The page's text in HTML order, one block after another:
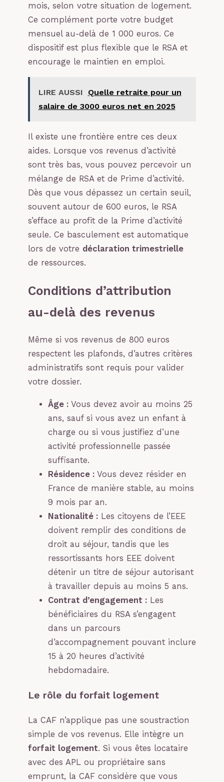
mois, selon votre situation de logement.
Ce complément porte votre budget
mensuel au-delà de 1 000 euros. Ce
dispositif est plus flexible que le RSA et
encourage le maintien en emploi.
LIRE AUSSI
Quelle retraite pour un
salaire de 3000 euros net en 2025
Il existe une frontière entre ces deux
aides. Lorsque vos revenus d’activité
sont très bas, vous pouvez percevoir un
mélange de RSA et de Prime d’activité.
Dès que vous dépassez un certain seuil,
souvent autour de 600 euros, le RSA
s’efface au profit de la Prime d’activité
seule. Ce basculement est automatique
lors de votre déclaration trimestrielle
de ressources.
Conditions d’attribution
au-delà des revenus
Même si vos revenus de 800 euros
respectent les plafonds, d’autres critères
administratifs sont requis pour valider
votre dossier.
Âge : Vous devez avoir au moins 25
ans, sauf si vous avez un enfant à
charge ou si vous justifiez d’une
activité professionnelle passée
suffisante.
Résidence : Vous devez résider en
France de manière stable, au moins
9 mois par an.
Nationalité : Les citoyens de l’EEE
doivent remplir des conditions de
droit au séjour, tandis que les
ressortissants hors EEE doivent
détenir un titre de séjour autorisant
à travailler depuis au moins 5 ans.
Contrat d’engagement : Les
bénéficiaires du RSA s’engagent
dans un parcours
d’accompagnement pouvant inclure
15 à 20 heures d’activité
hebdomadaire.
Le rôle du forfait logement
La CAF n’applique pas une soustraction
simple de vos revenus. Elle intègre un
forfait logement. Si vous êtes locataire
avec des APL ou propriétaire sans
emprunt, la CAF considère que vous